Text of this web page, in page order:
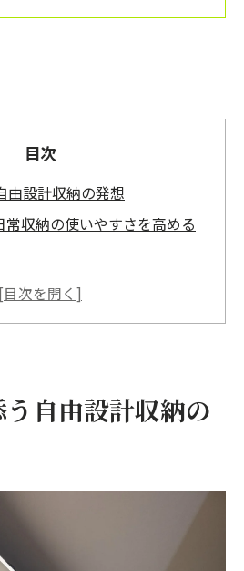
目次
由設計収納の発想
常収納の使いやすさを高める
ルに応じた柔軟な収納配置の
適にする自由設計収納の発想
市の快適収納術
族構成に最適な収納を実現
喜ぶ使いやすい収納デザイン
活動線を考えた収納提案
自由設計収納の